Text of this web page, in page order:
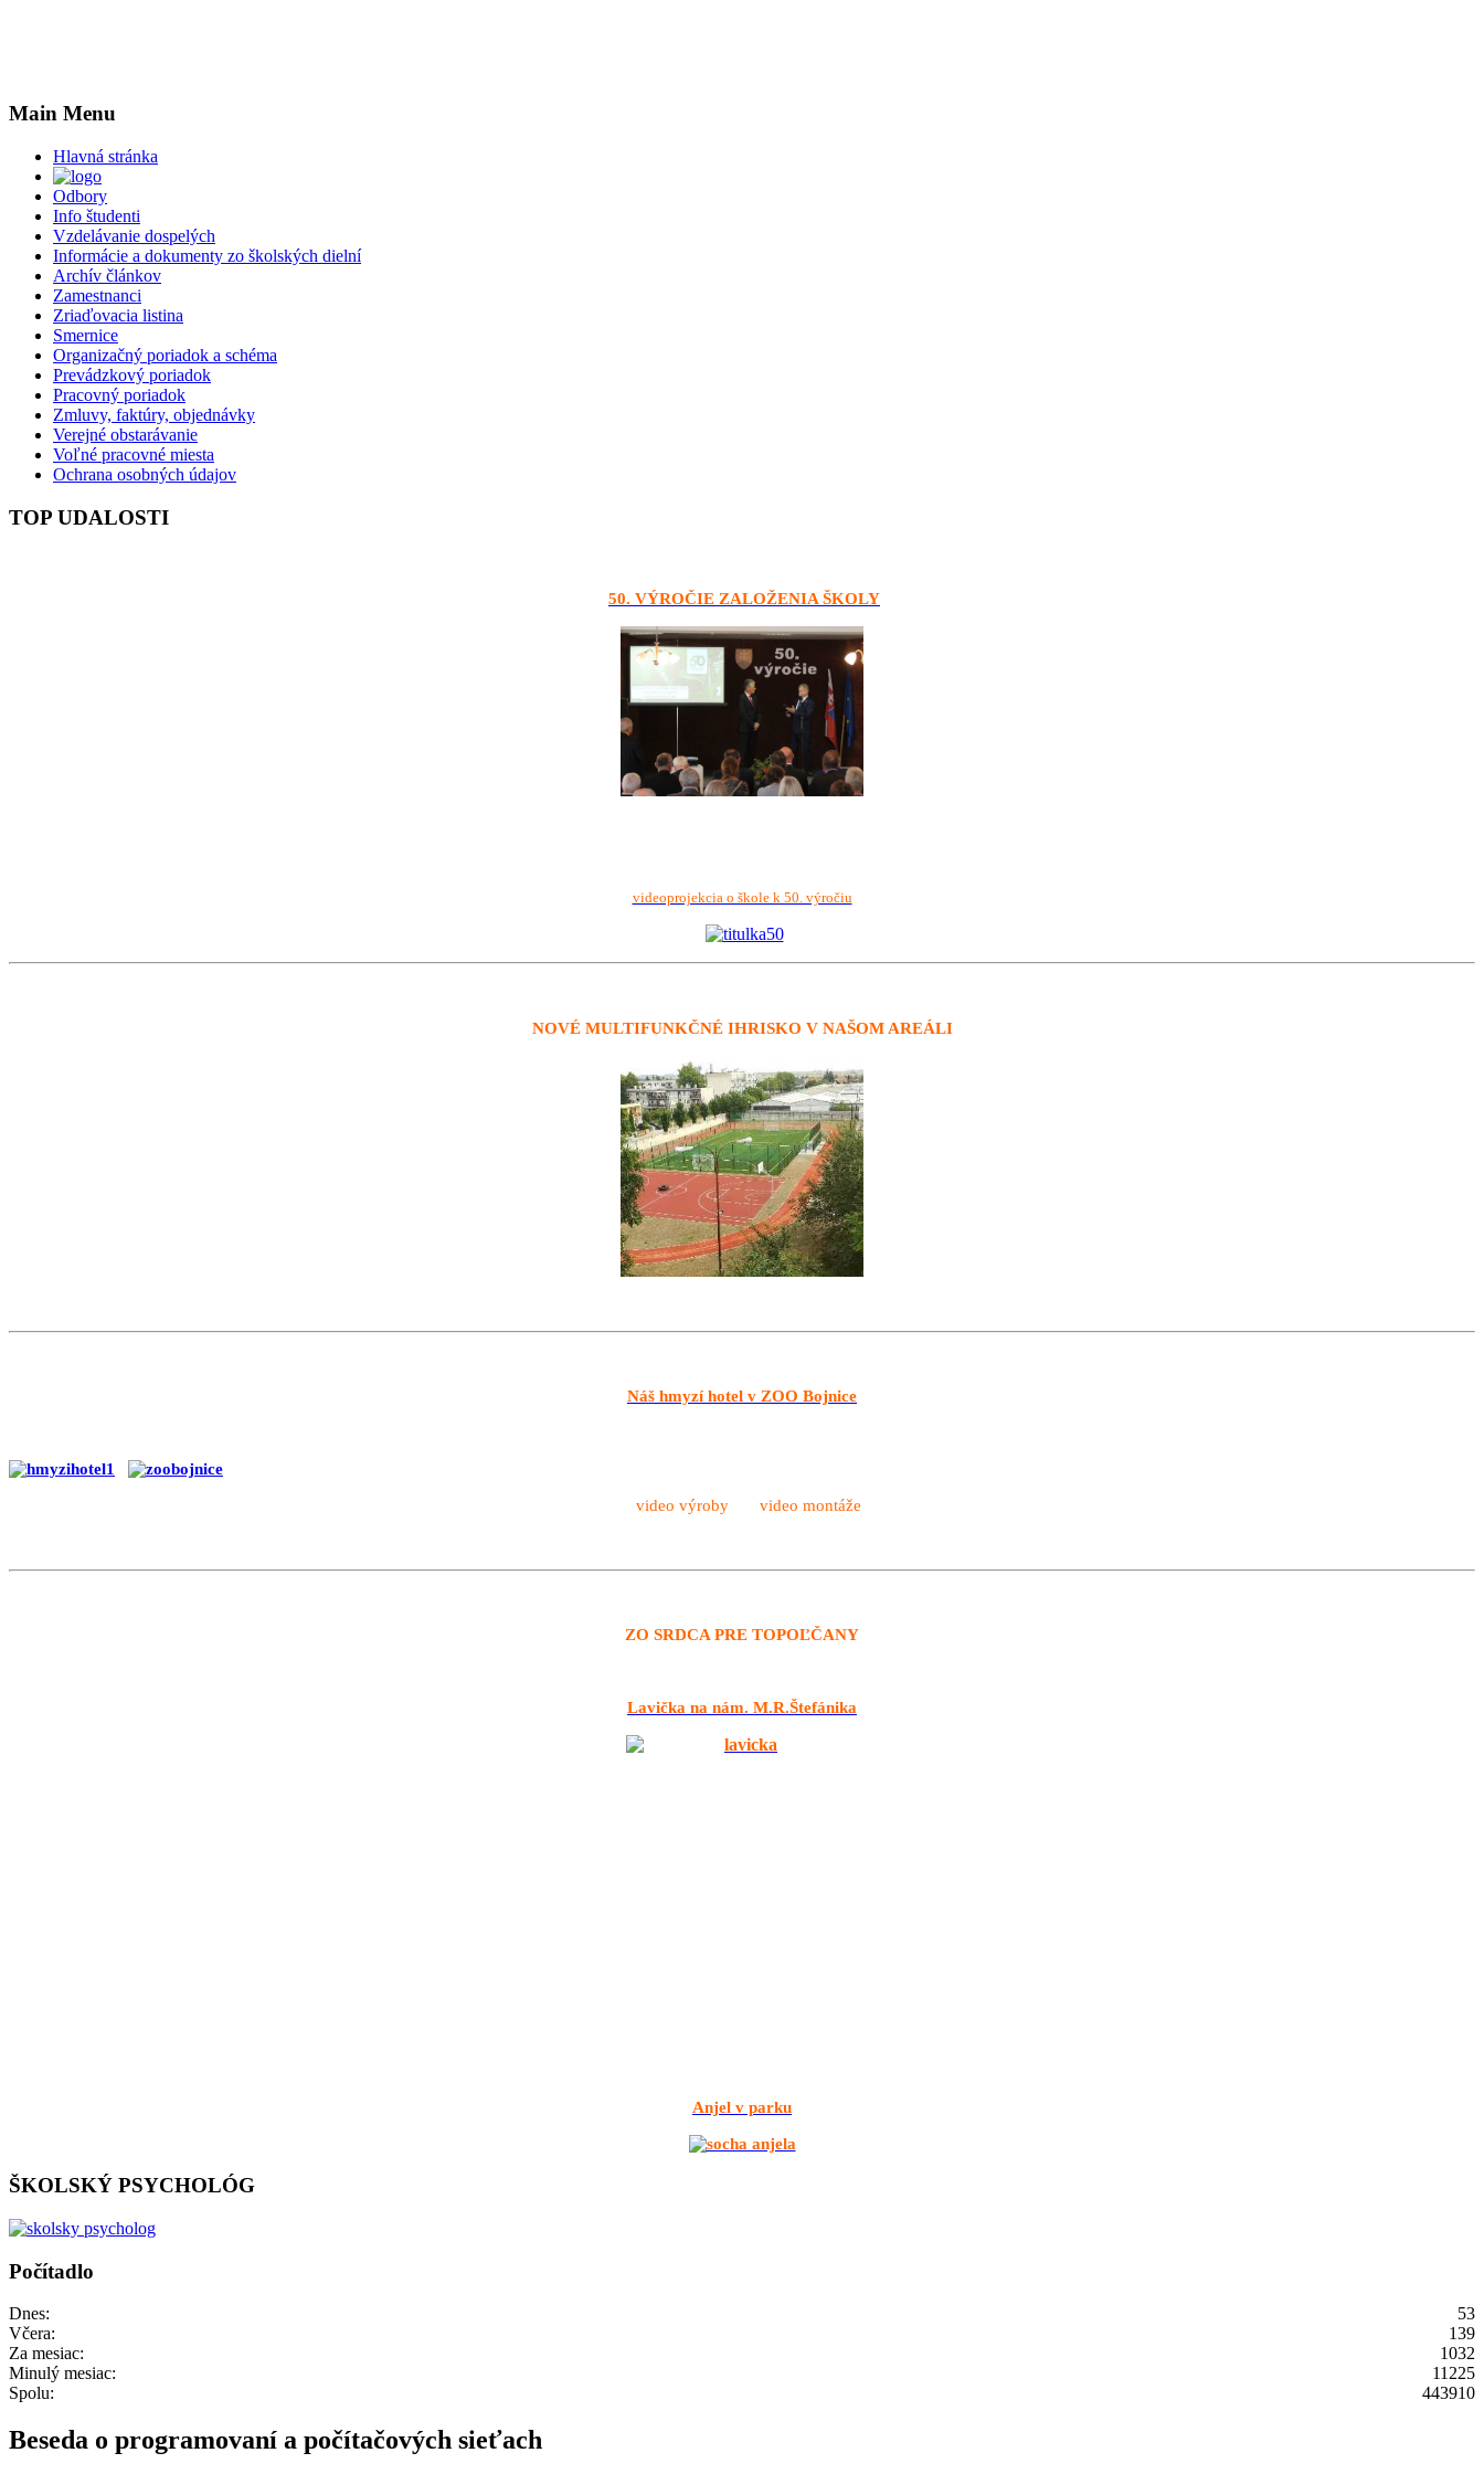
Main Menu
Hlavná stránka
Odbory
Info študenti
Vzdelávanie dospelých
Informácie a dokumenty zo školských dielní
Archív článkov
Zamestnanci
Zriaďovacia listina
Smernice
Organizačný poriadok a schéma
Prevádzkový poriadok
Pracovný poriadok
Zmluvy, faktúry, objednávky
Verejné obstarávanie
Voľné pracovné miesta
Ochrana osobných údajov
TOP UDALOSTI
50. VÝROČIE ZALOŽENIA ŠKOLY
videoprojekcia o škole k 50. výročiu
NOVÉ MULTIFUNKČNÉ IHRISKO V NAŠOM AREÁLI
Náš hmyzí hotel v ZOO Bojnice
video výroby video montáže
ZO SRDCA PRE TOPOĽČANY
Lavička na nám. M.R.Štefánika
Anjel v parku
ŠKOLSKÝ PSYCHOLÓG
Počítadlo
Dnes:
53
Včera:
139
Za mesiac:
1032
Minulý mesiac:
11225
Spolu:
443910
Beseda o programovaní a počítačových sieťach